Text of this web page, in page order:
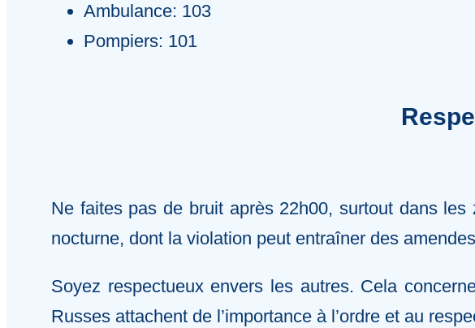
Ambulance: 103
Pompiers: 101
Ne faites pas de bruit après 22h00, surtout dans
nocturne, dont la violation peut entraîner des
Soyez respectueux envers les autres. Cela
Russes attachent de l’importance à l’ordre et au